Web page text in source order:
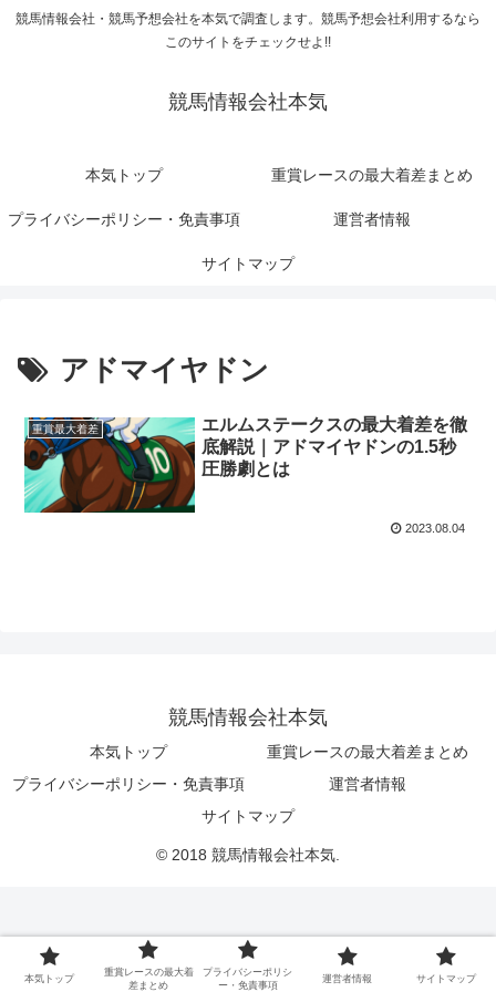
競馬情報会社・競馬予想会社を本気で調査します。競馬予想会社利用するなら
このサイトをチェックせよ!!
競馬情報会社本気
本気トップ 重賞レースの最大着差まとめ
プライバシーポリシー・免責事項 運営者情報
サイトマップ
アドマイヤドン
重賞最大着差
エルムステークスの最大着差を徹
底解説｜アドマイヤドンの1.5秒
圧勝劇とは
2023.08.04
競馬情報会社本気
本気トップ
重賞レースの最大着差まとめ
プライバシーポリシー・免責事項
運営者情報
サイトマップ
© 2018 競馬情報会社本気.
本気トップ
重賞レースの最大着
差まとめ
プライバシーポリシ
ー・免責事項
運営者情報 サイトマップ